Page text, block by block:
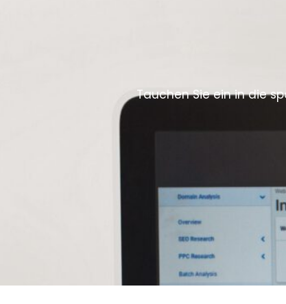
Tauchen Sie ein in die